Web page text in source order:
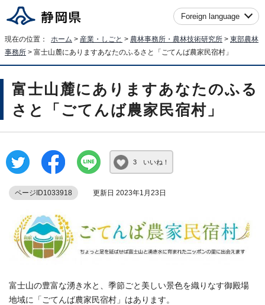
Foreign language
現在の位置： ホーム > 産業・しごと > 農林事務所・農林技術研究所 > 東部農林
事務所 > 富士山麓にありますあなたのふるさと「ごてんば農家民宿村」
富士山麓にありますあなたのふる
さと「ごてんば農家民宿村」
3 いいね！
ページID1033918 更新日 2023年1月23日
富士山の豊富な湧き水と、季節ごと美しい景色を織りなす御殿場
地域に「ごてんば農家民宿村」はあります。